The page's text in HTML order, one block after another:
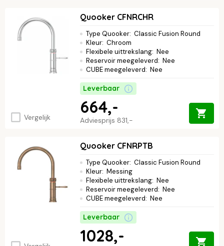
Vergelijk
Quooker CFNRCHR
Type Quooker: Classic Fusion Round
Kleur: Chroom
Flexibele uittrekslang: Nee
Reservoir meegeleverd: Nee
CUBE meegeleverd: Nee
Leverbaar
Adviesprijs 831,-
664,-
Quooker CFNRPTB
Type Quooker: Classic Fusion Round
Kleur: Messing
Flexibele uittrekslang: Nee
Reservoir meegeleverd: Nee
CUBE meegeleverd: Nee
Leverbaar
1028,-